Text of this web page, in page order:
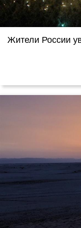
Жители России